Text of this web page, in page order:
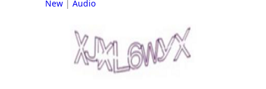
New| Audio